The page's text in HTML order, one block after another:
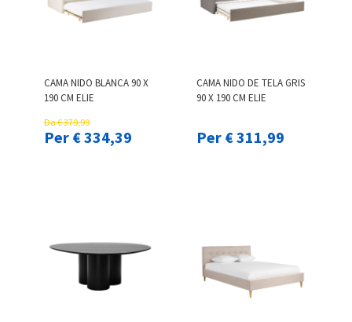
CAMA NIDO BLANCA 90 X
190 CM ELIE
Da € 379,99
Per € 334,39
CAMA NIDO DE TELA GRIS
90 X 190 CM ELIE
Per € 311,99